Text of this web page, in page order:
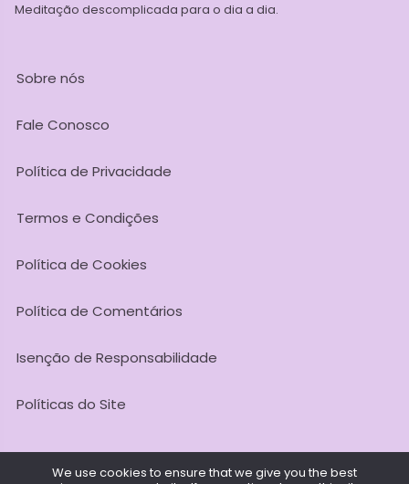
Meditação descomplicada para o dia a dia.
Sobre nós
Fale Conosco
Política de Privacidade
Termos e Condições
Política de Cookies
Política de Comentários
Isenção de Responsabilidade
Políticas do Site
We use cookies to ensure that we give you the best